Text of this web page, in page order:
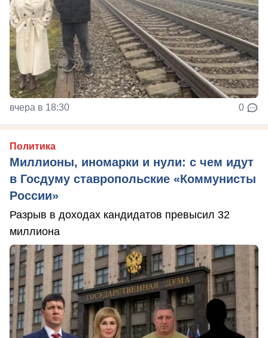
вчера в 18:30 0
Политика
Миллионы, иномарки и нули: с чем идут
в Госдуму ставропольские «Коммунисты
России»
Разрыв в доходах кандидатов превысил 32
миллиона